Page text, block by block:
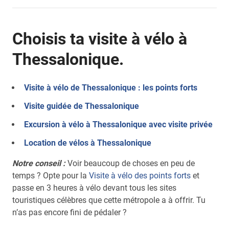
Choisis ta visite à vélo à
Thessalonique.
Visite à vélo de Thessalonique : les points forts
Visite guidée de Thessalonique
Excursion à vélo à Thessalonique avec visite privée
Location de vélos à Thessalonique
Notre conseil : Voir beaucoup de choses en peu de
temps ? Opte pour la Visite à vélo des points forts et
passe en 3 heures à vélo devant tous les sites
touristiques célèbres que cette métropole a à offrir. Tu
n’as pas encore fini de pédaler ?